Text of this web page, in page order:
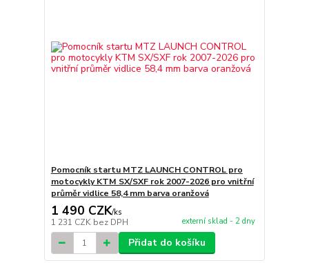
Pomocník startu MTZ LAUNCH CONTROL pro
motocykly KTM SX/SXF rok 2007-2026 pro vnitřní
průměr vidlice 58,4 mm barva oranžová
1 490 CZK/ks
1 231 CZK bez DPH externí sklad - 2 dny
Přidat do košíku